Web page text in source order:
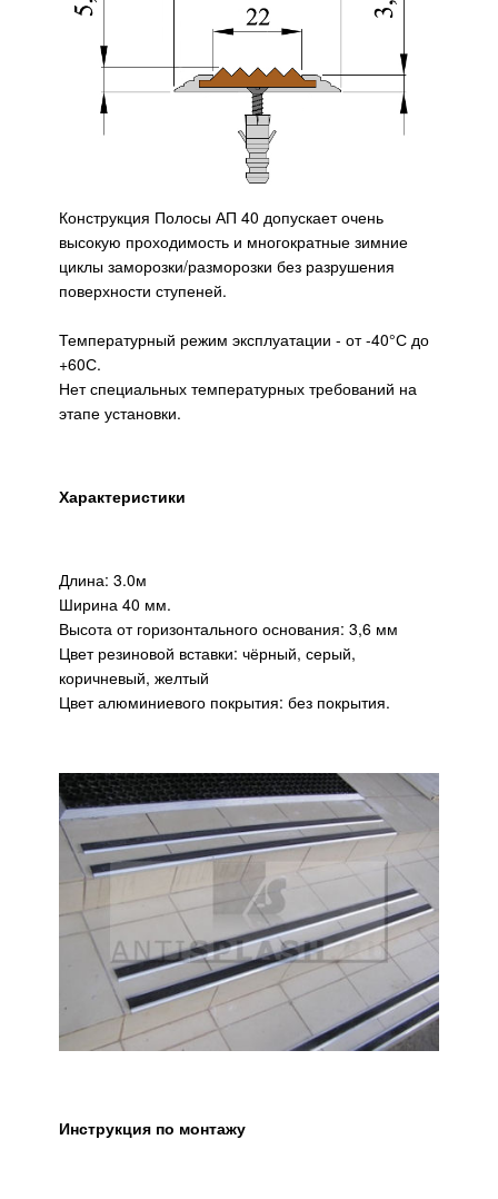
Конструкция Полосы АП 40 допускает очень
высокую проходимость и многократные зимние
циклы заморозки/разморозки без разрушения
поверхности ступеней.
Температурный режим эксплуатации - от -40°С до
+60С.
Нет специальных температурных требований на
этапе установки.
Характеристики
Длина: 3.0м
Ширина 40 мм.
Высота от горизонтального основания: 3,6 мм
Цвет резиновой вставки: чёрный, серый,
коричневый, желтый
Цвет алюминиевого покрытия: без покрытия.
Инструкция по монтажу